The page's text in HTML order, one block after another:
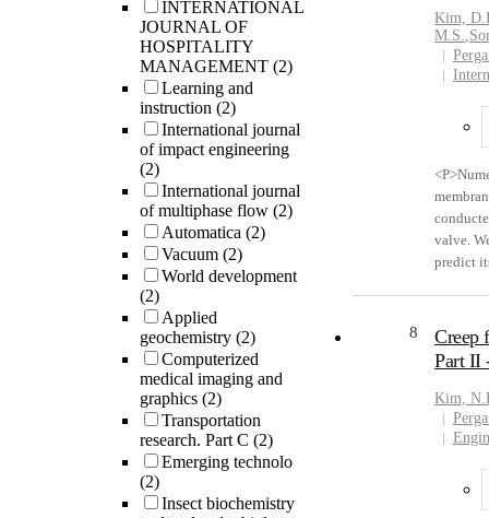
INTERNATIONAL
JOURNAL OF
HOSPITALITY
MANAGEMENT (2)
Learning and
instruction (2)
International journal
of impact engineering
(2)
International journal
of multiphase flow (2)
Automatica (2)
Vacuum (2)
World development
(2)
Applied
geochemistry (2)
Computerized
medical imaging and
graphics (2)
Transportation
research. Part C (2)
Emerging technolo
(2)
Insect biochemistry
collector
Energy
Kim,
M.S.,
valve.
predict
vehicle
control
anode,
such a
8
Creep
Part II
Kim,